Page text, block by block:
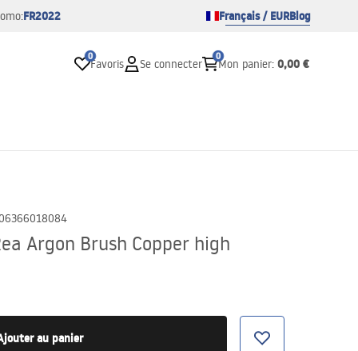
FR2022 Français / EURBlog
0
Favoris Se connecter
0
Mon panier: 0,00 €
Argon Brush Copper high
au panier